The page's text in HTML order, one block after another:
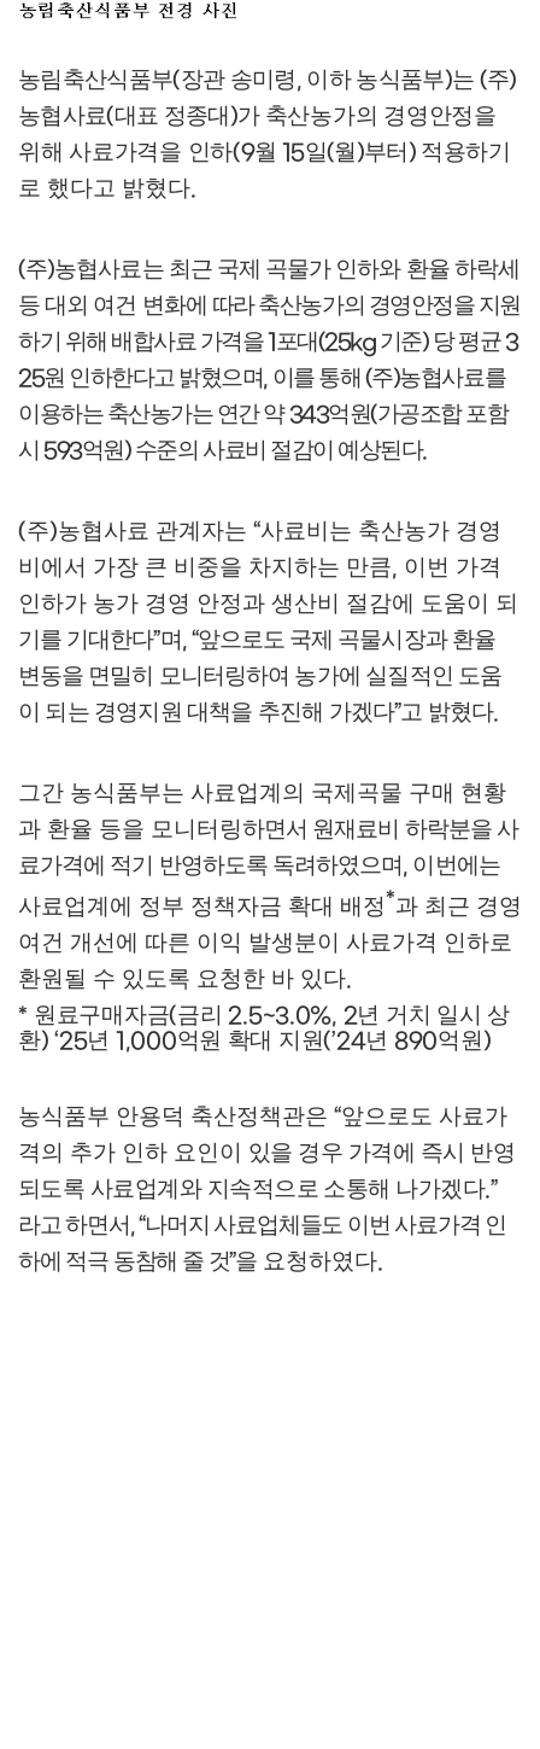
농림축산식품부(장관 송미령, 이하 농식품부)는 (주)
농협사료(대표 정종대 )가 축산농가의 경영안정을
위해 사료가격을 인하(9월 15일(월)부터 ) 적용하기
로 했다고 밝혔다.
(주)농협사료는 최근 국제 곡물가 인하와 환율 하락세
등 대외 여건 변화에 따라 축산농가의 경영안정을 지원
하기 위해 배합사료 가격을1포대(25kg기준) 당 평균3
25원 인하한다고 밝혔으며, 이를 통해 (주)농협사료를
이용하는 축산농가는 연간 약343억원(가공조합 포함
시 593억원)수준의 사료비 절감이 예상된다.
(주)농협사료 관계자는 “사료비는 축산농가 경영
비에서 가장 큰 비중을 차지하는 만큼, 이번 가격
인하가 농가 경영 안정과 생산비 절감에 도움이 되
기를 기대한다”며, “앞으로도 국제 곡물시장과 환율
변동을 면밀히 모니터링하여 농가에 실질적인 도움
이 되는 경영지원 대책을 추진해 가겠다”고 밝혔다.
그간 농식품부는 사료업계의 국제곡물 구매 현황
과 환율 등을 모니터링하면서 원재료비 하락분을 사
료가격에 적기 반영하도록 독려하였으며, 이번에는
사료업계에 정부 정책자금 확대 배정*과 최근 경영
여건 개선에 따른 이익 발생분이 사료가격 인하로
환원될 수 있도록 요청한 바 있다.
* 원료구매자금(금리2.5~3.0%, 2년 거치 일시 상
환) ‘25년 1,000억원 확대 지원(’24년 890억원 )
농식품부 안용덕 축산정책관은 “앞으로도 사료가
격의 추가 인하 요인이 있을 경우 가격에 즉시 반영
되도록 사료업계와 지속적으로 소통해 나가겠다.”
라고 하면서, “나머지 사료업체들도 이번 사료가격 인
하에 적극 동참해 줄 것”을 요청하였다.